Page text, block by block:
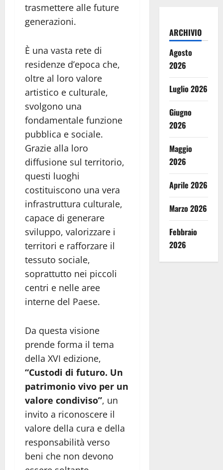
trasmettere alle future
generazioni.
È una vasta rete di
residenze d’epoca che,
oltre al loro valore
artistico e culturale,
svolgono una
fondamentale funzione
pubblica e sociale.
Grazie alla loro
diffusione sul territorio,
questi luoghi
costituiscono una vera
infrastruttura culturale,
capace di generare
sviluppo, valorizzare i
territori e rafforzare il
tessuto sociale,
soprattutto nei piccoli
centri e nelle aree
interne del Paese.
Da questa visione
prende forma il tema
della XVI edizione,
“Custodi di futuro. Un
patrimonio vivo per un
valore condiviso”, un
invito a riconoscere il
valore della cura e della
responsabilità verso
beni che non devono
ARCHIVIO
Agosto
2026
Luglio 2026
Giugno
2026
Maggio
2026
Aprile 2026
Marzo 2026
Febbraio
2026